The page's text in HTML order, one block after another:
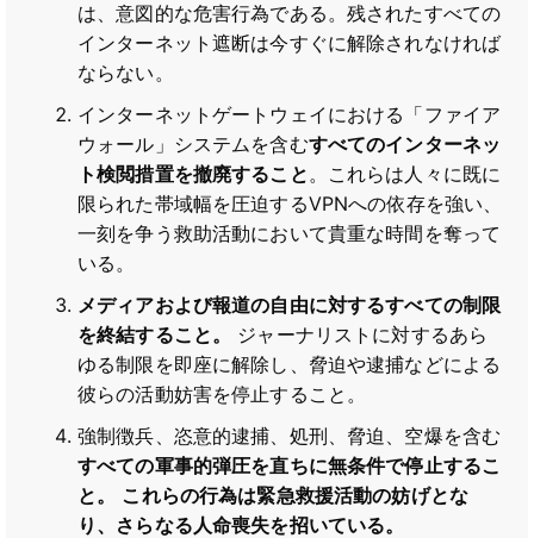
は、意図的な危害行為である。残されたすべての
インターネット遮断は今すぐに解除されなければ
ならない。
インターネットゲートウェイにおける「ファイア
ウォール」システムを含むすべてのインターネッ
ト検閲措置を撤廃すること。これらは人々に既に
限られた帯域幅を圧迫するVPNへの依存を強い、
一刻を争う救助活動において貴重な時間を奪って
いる。
メディアおよび報道の自由に対するすべての制限
を終結すること。
ジャーナリストに対するあら
ゆる制限を即座に解除し、脅迫や逮捕などによる
彼らの活動妨害を停止すること。
強制徴兵、恣意的逮捕、処刑、脅迫、空爆を含む
すべての軍事的弾圧を直ちに無条件で停止するこ
と。
これらの行為は緊急救援活動の妨げとな
り、さらなる人命喪失を招いている。